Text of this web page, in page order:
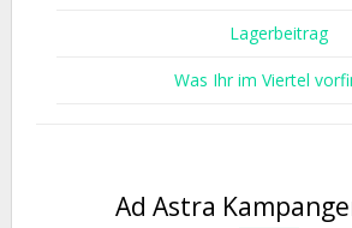
Lagerbeitrag
Was Ihr im Viertel
Ad Astra